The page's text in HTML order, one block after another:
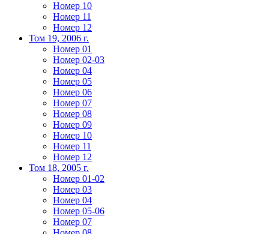
Номер 10
Номер 11
Номер 12
Том 19, 2006 г.
Номер 01
Номер 02-03
Номер 04
Номер 05
Номер 06
Номер 07
Номер 08
Номер 09
Номер 10
Номер 11
Номер 12
Том 18, 2005 г.
Номер 01-02
Номер 03
Номер 04
Номер 05-06
Номер 07